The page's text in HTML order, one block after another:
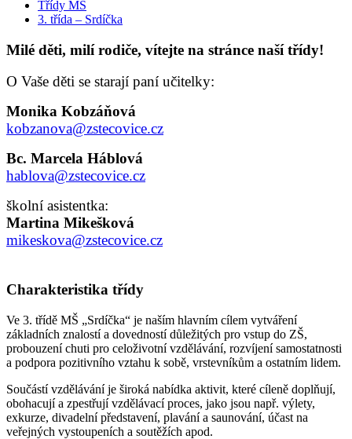
Třídy MŠ
3. třída – Srdíčka
Milé děti, milí rodiče, vítejte na stránce naší třídy!
O Vaše děti se starají paní učitelky:
Monika Kobzáňová
kobzanova@zstecovice.cz
Bc. Marcela Háblová
hablova@zstecovice.cz
školní asistentka:
Martina Mikešková
mikeskova@zstecovice.cz
Charakteristika třídy
Ve 3. třídě MŠ „Srdíčka“ je naším hlavním cílem vytváření
základních znalostí a dovedností důležitých pro vstup do ZŠ,
probouzení chuti pro celoživotní vzdělávání, rozvíjení samostatnosti
a podpora pozitivního vztahu k sobě, vrstevníkům a ostatním lidem.
Součástí vzdělávání je široká nabídka aktivit, které cíleně doplňují,
obohacují a zpestřují vzdělávací proces, jako jsou např. výlety,
exkurze, divadelní představení, plavání a saunování, účast na
veřejných vystoupeních a soutěžích apod.